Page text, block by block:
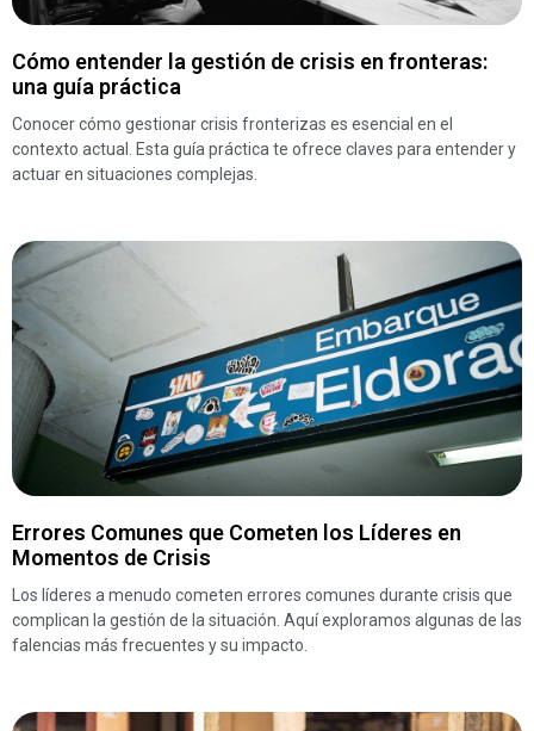
Cómo entender la gestión de crisis en fronteras:
una guía práctica
Conocer cómo gestionar crisis fronterizas es esencial en el
contexto actual. Esta guía práctica te ofrece claves para entender y
actuar en situaciones complejas.
Errores Comunes que Cometen los Líderes en
Momentos de Crisis
Los líderes a menudo cometen errores comunes durante crisis que
complican la gestión de la situación. Aquí exploramos algunas de las
falencias más frecuentes y su impacto.